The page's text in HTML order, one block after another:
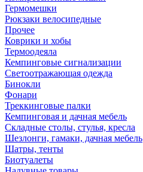
Гермомешки
Рюкзаки велосипедные
Прочее
Коврики и хобы
Термоодеяла
Кемпинговые сигнализации
Светоотражающая одежда
Бинокли
Фонари
Треккинговые палки
Кемпинговая и дачная мебель
Складные столы, стулья, кресла
Шезлонги, гамаки, дачная мебель
Шатры, тенты
Биотуалеты